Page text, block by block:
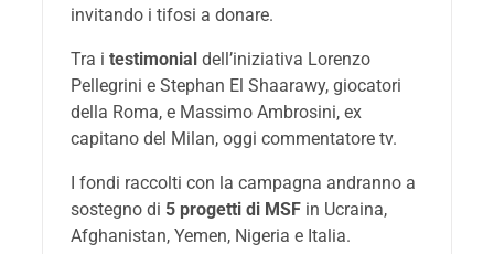
invitando i tifosi a donare.
Tra i testimonial dell’iniziativa Lorenzo
Pellegrini e Stephan El Shaarawy, giocatori
della Roma, e Massimo Ambrosini, ex
capitano del Milan, oggi commentatore tv.
I fondi raccolti con la campagna andranno a
sostegno di 5 progetti di MSF in Ucraina,
Afghanistan, Yemen, Nigeria e Italia.